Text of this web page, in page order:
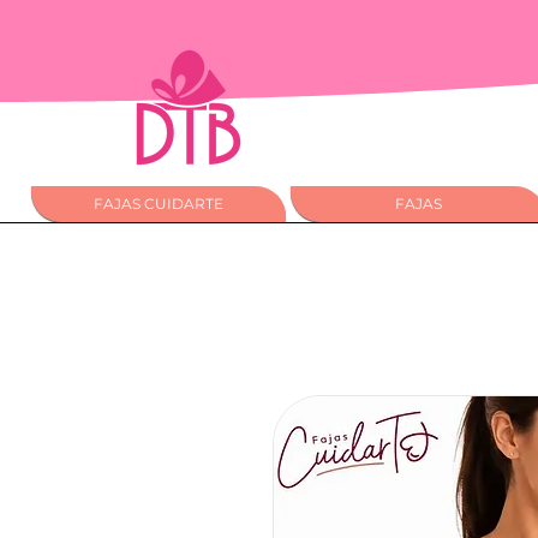
FAJAS CUIDARTE FAJAS